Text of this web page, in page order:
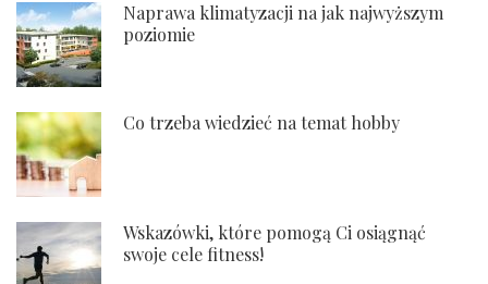
Naprawa klimatyzacji na jak najwyższym
poziomie
Co trzeba wiedzieć na temat hobby
Wskazówki, które pomogą Ci osiągnąć
swoje cele fitness!